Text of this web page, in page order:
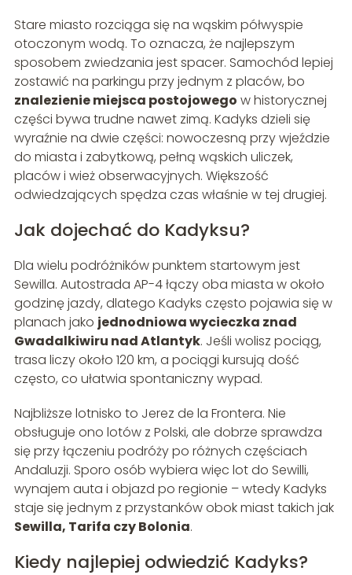
Stare miasto rozciąga się na wąskim półwyspie
otoczonym wodą. To oznacza, że najlepszym
sposobem zwiedzania jest spacer. Samochód lepiej
zostawić na parkingu przy jednym z placów, bo
znalezienie miejsca postojowego w historycznej
części bywa trudne nawet zimą. Kadyks dzieli się
wyraźnie na dwie części: nowoczesną przy wjeździe
do miasta i zabytkową, pełną wąskich uliczek,
placów i wież obserwacyjnych. Większość
odwiedzających spędza czas właśnie w tej drugiej.
Jak dojechać do Kadyksu?
Dla wielu podróżników punktem startowym jest
Sewilla. Autostrada AP-4 łączy oba miasta w około
godzinę jazdy, dlatego Kadyks często pojawia się w
planach jako jednodniowa wycieczka znad
Gwadalkiwiru nad Atlantyk. Jeśli wolisz pociąg,
trasa liczy około 120 km, a pociągi kursują dość
często, co ułatwia spontaniczny wypad.
Najbliższe lotnisko to Jerez de la Frontera. Nie
obsługuje ono lotów z Polski, ale dobrze sprawdza
się przy łączeniu podróży po różnych częściach
Andaluzji. Sporo osób wybiera więc lot do Sewilli,
wynajem auta i objazd po regionie – wtedy Kadyks
staje się jednym z przystanków obok miast takich jak
Sewilla, Tarifa czy Bolonia.
Kiedy najlepiej odwiedzić Kadyks?